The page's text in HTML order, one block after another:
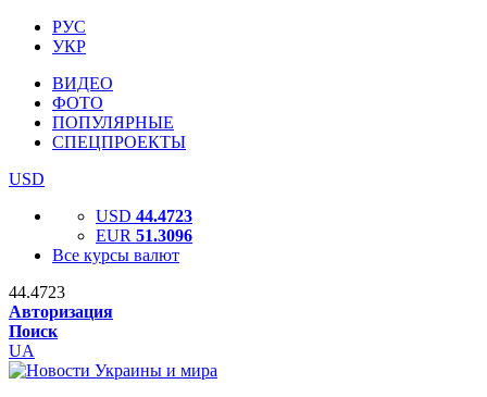
РУС
УКР
ВИДЕО
ФОТО
ПОПУЛЯРНЫЕ
СПЕЦПРОЕКТЫ
USD
USD 44.4723
EUR 51.3096
Все курсы валют
44.4723
Авторизация
Поиск
UA